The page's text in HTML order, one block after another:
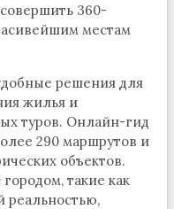
360-
местам
решения для
жилья и
туров. Онлайн-гид
290 маршрутов и
объектов.
такие как
реальностью,